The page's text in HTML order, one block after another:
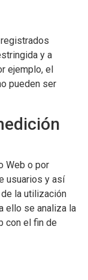
y a
ejemplo, el
pueden ser
Web o por
usuarios y así
la utilización
ello se analiza la
con el fin de